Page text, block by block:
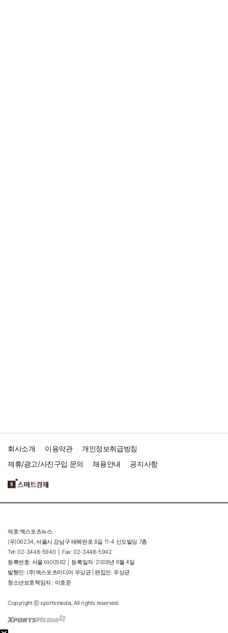
회사소개 이용약관
개인정보취급방침
제휴/광고/사진구입 문의
채용안내 공지사항
제호:엑스포츠뉴스
(우)06234, 서울시 강남구 테헤란로 8길 11-4 신도빌딩 7층
Tel: 02-3448-5940 |
Fax: 02-3448-5942
등록번호: 서울 아00592 |
등록일자: 2008년 6월 4일
발행인: (주)엑스포츠미디어 우상균 | 편집인: 우상균
청소년보호책임자 : 이호준
Copyright ⓒ xportsmedia, All rights reserved.